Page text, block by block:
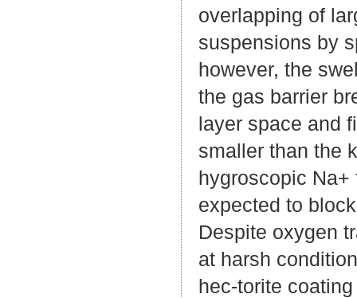
overlapping of
suspensions by
however, the
the gas barrier
layer space and
smaller than the
hygroscopic
expected to
Despite oxygen
at harsh
hec-torite